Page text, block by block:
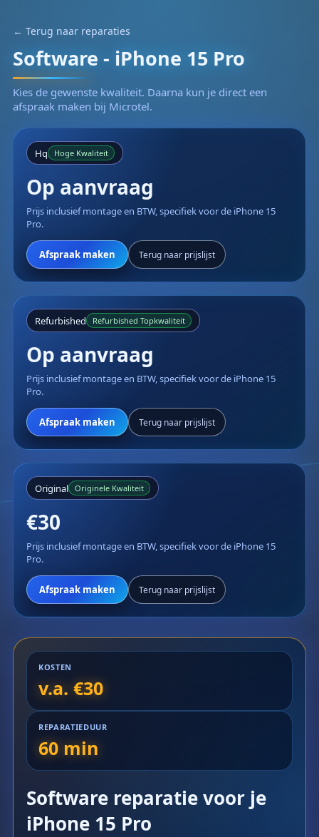
← Terug naar reparaties
Software - iPhone 15 Pro
Kies de gewenste kwaliteit. Daarna kun je direct een
afspraak maken bij Microtel.
Hq Hoge Kwaliteit
Op aanvraag
Prijs inclusief montage en BTW, specifiek voor de iPhone 15
Pro.
Afspraak maken Terug naar prijslijst
Refurbished Refurbished Topkwaliteit
Op aanvraag
Prijs inclusief montage en BTW, specifiek voor de iPhone 15
Pro.
Afspraak maken Terug naar prijslijst
Original Originele Kwaliteit
€30
Prijs inclusief montage en BTW, specifiek voor de iPhone 15
Pro.
Afspraak maken Terug naar prijslijst
KOSTEN
v.a. €30
REPARATIEDUUR
60 min
Software reparatie voor je
iPhone 15 Pro